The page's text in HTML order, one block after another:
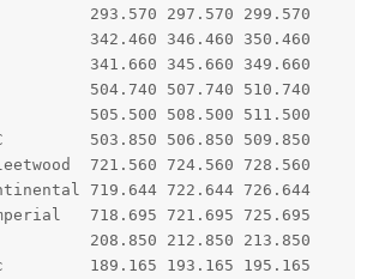
293.570 297.570 299.570
342.460 346.460 350.460
341.660 345.660 349.660
504.740 507.740 510.740
505.500 508.500 511.500
503.850 506.850 509.850
721.560 724.560 728.560
719.644 722.644 726.644
718.695 721.695 725.695
208.850 212.850 213.850
189.165 193.165 195.165